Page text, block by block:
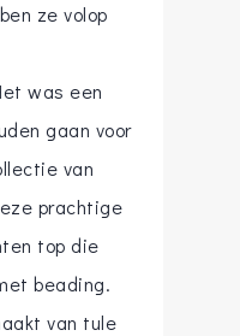
ze volop
was een
gaan voor
van
prachtige
top die
beading.
van tule